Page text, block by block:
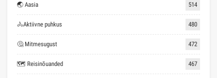
🌏 Aasia 514
🚴Aktiivne puhkus 480
🤔 Mitmesugust 472
🗺 Reisinõuanded 467